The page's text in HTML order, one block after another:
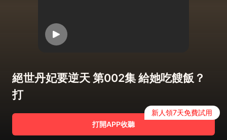
絕世丹妃要逆天 第002集 給她吃餿飯？
打
打開APP收聽
新人領7天免費試用